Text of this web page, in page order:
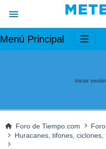
Menú Principal
Iniciar sesión
Foro de Tiempo.com
Huracanes, tifones,